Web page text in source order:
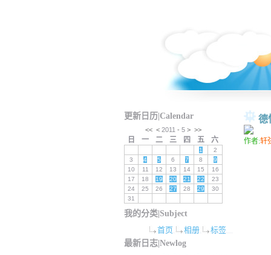
更新日历|Calendar
<< <2011 - 5 > >>
日 一 二 三 四 五 六
1
2
3
4 5 6 7 8
9
10
11 12 13 14 15
16
17
18 19 20 21 22
23
24
25 26 27 28 29
30
31
我的分类|Subject
首页
相册
标签
最新日志|Newlog
德
作者:轩